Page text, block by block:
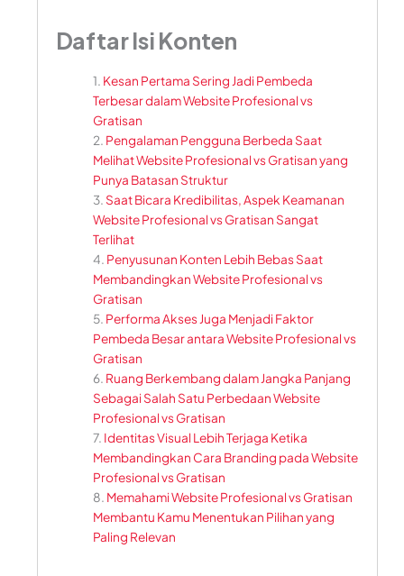
Daftar Isi Konten
Kesan Pertama Sering Jadi Pembeda
Terbesar dalam Website Profesional vs
Gratisan
Pengalaman Pengguna Berbeda Saat
Melihat Website Profesional vs Gratisan yang
Punya Batasan Struktur
Saat Bicara Kredibilitas, Aspek Keamanan
Website Profesional vs Gratisan Sangat
Terlihat
Penyusunan Konten Lebih Bebas Saat
Membandingkan Website Profesional vs
Gratisan
Performa Akses Juga Menjadi Faktor
Pembeda Besar antara Website Profesional vs
Gratisan
Ruang Berkembang dalam Jangka Panjang
Sebagai Salah Satu Perbedaan Website
Profesional vs Gratisan
Identitas Visual Lebih Terjaga Ketika
Membandingkan Cara Branding pada Website
Profesional vs Gratisan
Memahami Website Profesional vs Gratisan
Membantu Kamu Menentukan Pilihan yang
Paling Relevan